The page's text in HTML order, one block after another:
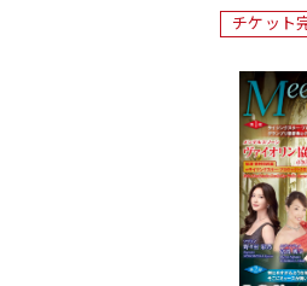
チケット